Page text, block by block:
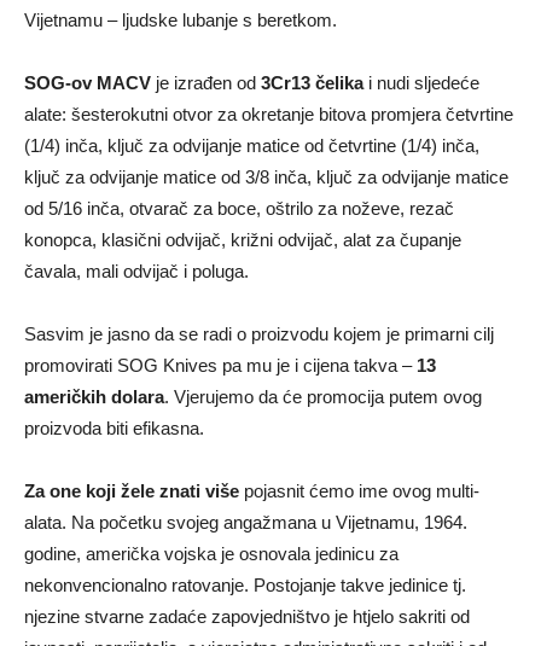
Vijetnamu – ljudske lubanje s beretkom.
SOG-ov MACV je izrađen od 3Cr13 čelikai nudi sljedeće
alate: šesterokutni otvor za okretanje bitova promjera četvrtine
(1/4) inča, ključ za odvijanje matice od četvrtine (1/4) inča,
ključ za odvijanje matice od 3/8 inča, ključ za odvijanje matice
od 5/16 inča, otvarač za boce, oštrilo za noževe, rezač
konopca, klasični odvijač, križni odvijač, alat za čupanje
čavala, mali odvijač i poluga.
Sasvim je jasno da se radi o proizvodu kojem je primarni cilj
promovirati SOG Knives pa mu je i cijena takva – 13
američkih dolara. Vjerujemo da će promocija putem ovog
proizvoda biti efikasna.
Za one koji žele znati više pojasnit ćemo ime ovog multi-
alata. Na početku svojeg angažmana u Vijetnamu, 1964.
godine, američka vojska je osnovala jedinicu za
nekonvencionalno ratovanje. Postojanje takve jedinice tj.
njezine stvarne zadaće zapovjedništvo je htjelo sakriti od